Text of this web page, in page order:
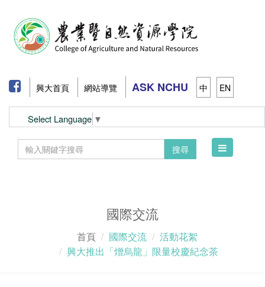
興大首頁 網站導覽 ASK NCHU 中 EN
Select Language ▼
搜尋
Toggle
國際交流
首頁 國際交流
活動花絮
興大推出「熷烏龍」限量校慶紀念茶